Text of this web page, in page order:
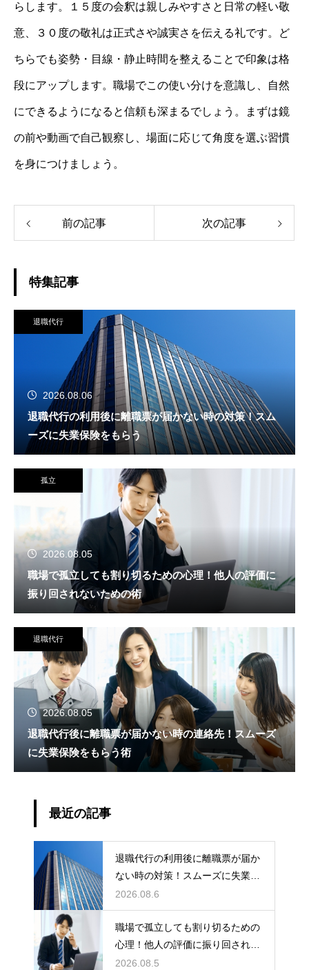
らします。１５度の会釈は親しみやすさと日常の軽い敬
意、３０度の敬礼は正式さや誠実さを伝える礼です。ど
ちらでも姿勢・目線・静止時間を整えることで印象は格
段にアップします。職場でこの使い分けを意識し、自然
にできるようになると信頼も深まるでしょう。まずは鏡
の前や動画で自己観察し、場面に応じて角度を選ぶ習慣
を身につけましょう。
前の記事 次の記事
特集記事
退職代行
2026.08.06
退職代行の利用後に離職票が届かない時の対策！スム
ーズに失業保険をもらう
孤立
2026.08.05
職場で孤立しても割り切るための心理！他人の評価に
振り回されないための術
退職代行
2026.08.05
退職代行後に離職票が届かない時の連絡先！スムーズ
に失業保険をもらう術
最近の記事
退職代行の利用後に離職票が届か
ない時の対策！スムーズに失業保
険をもらう
2026.08.6
職場で孤立しても割り切るための
心理！他人の評価に振り回されな
いための術
2026.08.5